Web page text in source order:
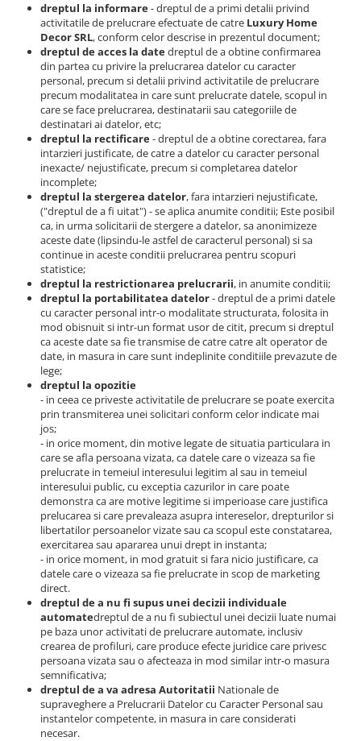
dreptul la informare- dreptul de a primi detalii privind
activitatile de prelucrare efectuate de catre Luxury Home
Decor SRL, conform celor descrise in prezentul document;
dreptul de acces la datedreptul de a obtine confirmarea
din partea cu privire la prelucrarea datelor cu caracter
personal, precum si detalii privind activitatile de prelucrare
precum modalitatea in care sunt prelucrate datele, scopul in
care se face prelucrarea, destinatarii sau categoriile de
destinatari ai datelor, etc;
dreptul la rectificare- dreptul de a obtine corectarea, fara
intarzieri justificate, de catre a datelor cu caracter personal
inexacte/ nejustificate, precum si completarea datelor
incomplete;
dreptul la stergerea datelor, fara intarzieri nejustificate,
("dreptul de a fi uitat") - se aplica anumite conditii; Este posibil
ca, in urma solicitarii de stergere a datelor, sa anonimizeze
aceste date (lipsindu-le astfel de caracterul personal) si sa
continue in aceste conditii prelucrarea pentru scopuri
statistice;
dreptul la restrictionarea prelucrarii, in anumite conditii;
dreptul la portabilitatea datelor- dreptul de a primi datele
cu caracter personal intr-o modalitate structurata, folosita in
mod obisnuit si intr-un format usor de citit, precum si dreptul
ca aceste date sa fie transmise de catre catre alt operator de
date, in masura in care sunt indeplinite conditiile prevazute de
lege;
dreptul la opozitie
- in ceea ce priveste activitatile de prelucrare se poate exercita
prin transmiterea unei solicitari conform celor indicate mai
jos;
- in orice moment, din motive legate de situatia particulara in
care se afla persoana vizata, ca datele care o vizeaza sa fie
prelucrate in temeiul interesului legitim al sau in temeiul
interesului public, cu exceptia cazurilor in care poate
demonstra ca are motive legitime si imperioase care justifica
prelucarea si care prevaleaza asupra intereselor, drepturilor si
libertatilor persoanelor vizate sau ca scopul este constatarea,
exercitarea sau apararea unui drept in instanta;
- in orice moment, in mod gratuit si fara nicio justificare, ca
datele care o vizeaza sa fie prelucrate in scop de marketing
direct.
dreptul de a nu fi supus unei decizii individuale
automatedreptul de a nu fi subiectul unei decizii luate numai
pe baza unor activitati de prelucrare automate, inclusiv
crearea de profiluri, care produce efecte juridice care privesc
persoana vizata sau o afecteaza in mod similar intr-o masura
semnificativa;
dreptul de a va adresa Autoritatii Nationale de
supraveghere a Prelucrarii Datelor cu Caracter Personal sau
instantelor competente, in masura in care considerati
necesar.